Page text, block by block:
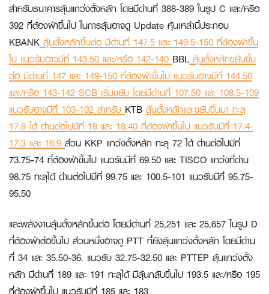
สำหรับธนาคารลุ้นแกว่งตั้งหลัก โดยมีด่านที่ 388-389 ในรูป C และ/หรือ
392 ที่ต้องฝ่าขึ้นไป ในการลุ้นอาจดู Update หุ้นเหล่านี้ประกอบ
KBANK ลุ้นตั้งหลักขึ้นต่อ มีด่านที่ 147.5 และ 149.5-150 ที่ต้องฝ่าขึ้น
ไป แนวรับอาจมีที่ 143.50 และ/หรือ 142-140 BBLลุ้นตั้งหลักขยับขึ้น
ต่อ มีด่านที่ 147 และ 149-150 ที่ต้องฝ่าขึ้นไป แนวรับอาจมีที่ 144.50
และ/หรือ 143-142 SCB เริ่มขยับ โดยมีด่านที่ 107.50 และ 108.5-109
แนวรับอาจมีที่ 103-102 สำหรับ KTB ลุ้นตั้งหลักและขยับขึ้นมา ทะลุ
17.8 ได้ ด่านต่อไปมีที่ 18 และ 18.40 ที่ต้องฝ่าขึ้นไป แนวรับมีที่ 17.4-
17.3 และ 16.9 ส่วน KKP แกว่งตั้งหลัก ทะลุ 72 ได้ ด่านต่อไปมีที่
73.75-74 ที่ต้องฝ่าขึ้นไป แนวรับมีที่ 69.50 และ TISCO แกว่งที่ด่าน
98.75 ทะลุได้ ด่านต่อไปมีที่ 99.75 และ 100.5-101 แนวรับมีที่ 95.75-
95.50
และพลังงานลุ้นตั้งหลักขึ้นต่อ โดยมีด่านที่ 25,251 และ 25,657 ในรูป D
ที่ต้องฝ่าต่อขึ้นไป ส่วนหนึ่งอาจดู PTT ที่ยังลุ้นแกว่งตั้งหลัก โดยมีด่าน
ที่ 34 และ 35.50-36. แนวรับ 32.75-32.50 และ PTTEP ลุ้นแกว่งตั้ง
หลัก มีด่านที่ 189 และ 191 ทะลุได้ มีลุ้นกลับขึ้นไป 193.5 และ/หรือ 195